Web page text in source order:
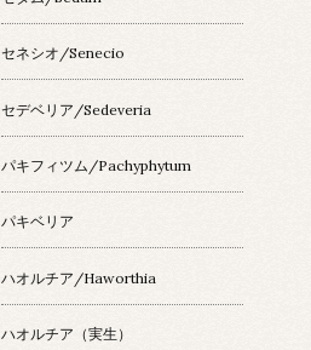
セネシオ/Senecio
セデベリア/Sedeveria
パキフィツム/Pachyphytum
パキベリア
ハオルチア/Haworthia
ハオルチア（実生）